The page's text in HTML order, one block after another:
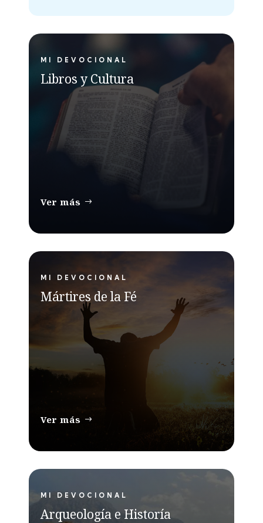
MI DEVOCIONAL
Libros y Cultura
Ver más
MI DEVOCIONAL
Mártires de la Fé
Ver más
MI DEVOCIONAL
Arqueología e Historía